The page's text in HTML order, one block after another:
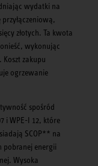
wydatki na
złotych. Ta kwota
wykonując
zakupu
ogrzewanie
spośród
i WPE-I 12, które
SCOP** na
pobranej energii
Wysoka